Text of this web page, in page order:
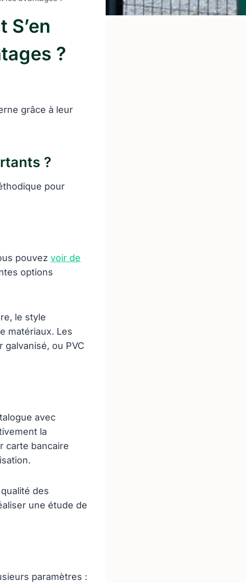
?
grâce à leur
?
pour
pouvez voir de
options
le style
matériaux. Les
ou PVC
avec
la
carte bancaire
des
une étude de
paramètres :